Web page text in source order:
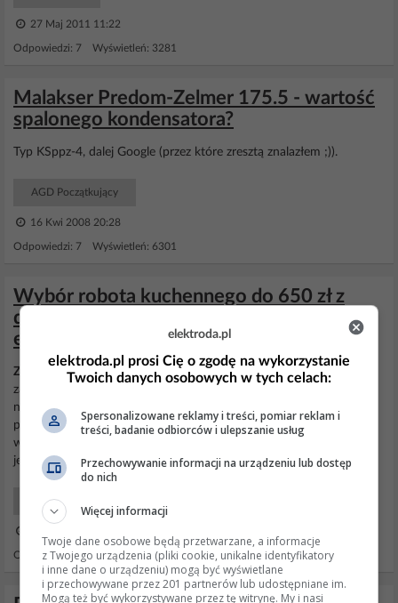
27 Maj 2011 11:22
Odpowiedzi: 7 Wyświetleń: 3281
Malakser Predom-Zelmer 175.5 - wartość
spalonego kondensatora?
Typ KSppz-4, dalej Google (przez które zresztą znalazłem ;)).
AGD Początkujący
16 Kwi 2008 20:28
Odpowiedzi: 7 Wyświetleń: 6301
Wybór robota kuchennego do 650 zł z
dobrym malakserem i niskim kosztem
eksploatacji
Zelmer
Fenomen 880.0 bez sokowirówki i jestem jak narazie
zadowolony. Poza małymi mankamentami: -
nie ścina do końca marchwki i innych warzyw. Jest za duża
przestrzeń między tarczą tnącą, apokrywą górną malaksera
wszystkie końcówki warzyw tam się zbierają PS- głowica ubijaka
jeszcze mi się nie zepsuła, a ubijałem aż raz ;)...
AGD Co kupić?
Odpowiedzi: 14 Wyświetleń: 10129
elektroda.pl
elektroda.pl prosi Cię o zgodę na wykorzystanie
Twoich danych osobowych w tych celach:
Spersonalizowane reklamy i treści, pomiar reklam i
treści, badanie odbiorców i ulepszanie usług
Przechowywanie informacji na urządzeniu lub dostęp
do nich
Więcej informacji
Twoje dane osobowe będą przetwarzane, a informacje
z Twojego urządzenia (pliki cookie, unikalne identyfikatory
i inne dane o urządzeniu) mogą być wyświetlane
i przechowywane przez 201 partnerów lub udostępniane im.
Mogą też być wykorzystywane przez tę witrynę. My i nasi